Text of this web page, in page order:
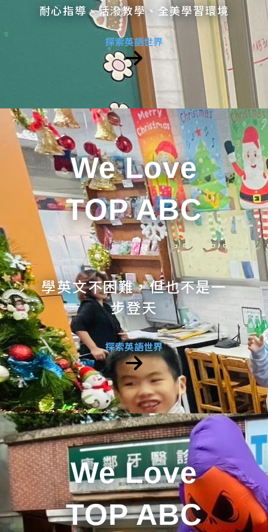
耐心指導、活潑教學、全美學習環境
探索英語世界
We Love
TOP ABC
學英文不困難，但也不是一
步登天
探索英語世界
We Love
TOP ABC